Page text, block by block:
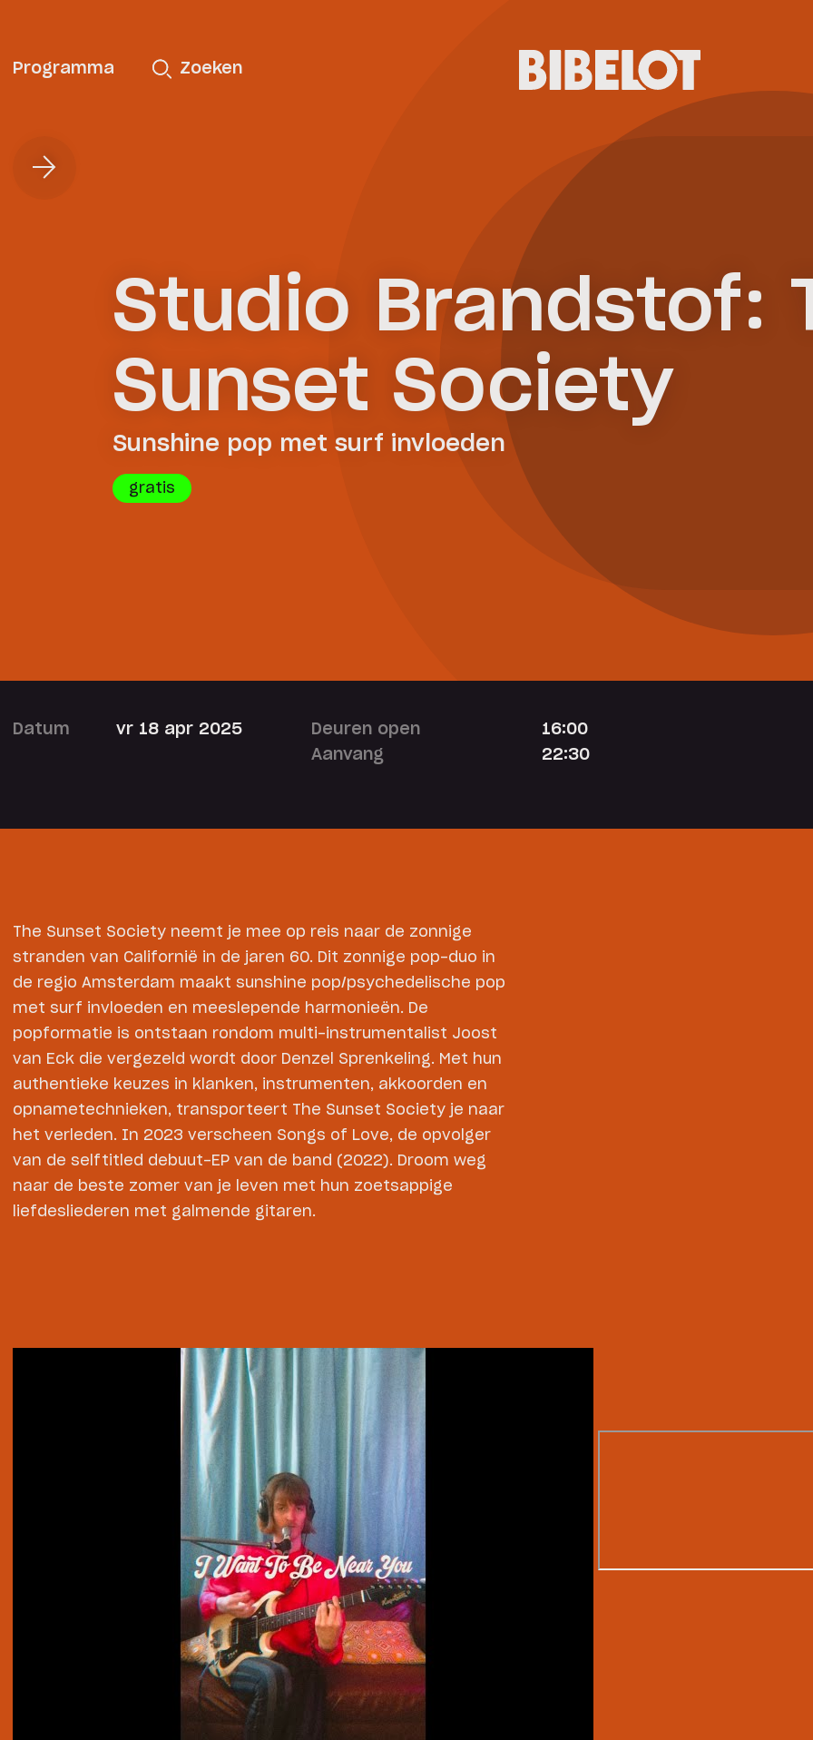
Programma Zoeken
Studio Brandstof:
Sunset Society
Sunshine pop met surf invloeden
gratis
Datum vr 18 apr 2025 Deuren open
16:00
Aanvang
22:30
The Sunset Society neemt je mee op reis naar de zonnige
stranden van Californië in de jaren 60. Dit zonnige pop-duo in
de regio Amsterdam maakt sunshine pop/psychedelische pop
met surf invloeden en meeslepende harmonieën. De
popformatie is ontstaan rondom multi-instrumentalist Joost
van Eck die vergezeld wordt door Denzel Sprenkeling. Met hun
authentieke keuzes in klanken, instrumenten, akkoorden en
opnametechnieken, transporteert The Sunset Society je naar
het verleden. In 2023 verscheen Songs of Love, de opvolger
van de selftitled debuut-EP van de band (2022). Droom weg
naar de beste zomer van je leven met hun zoetsappige
liefdesliederen met galmende gitaren.